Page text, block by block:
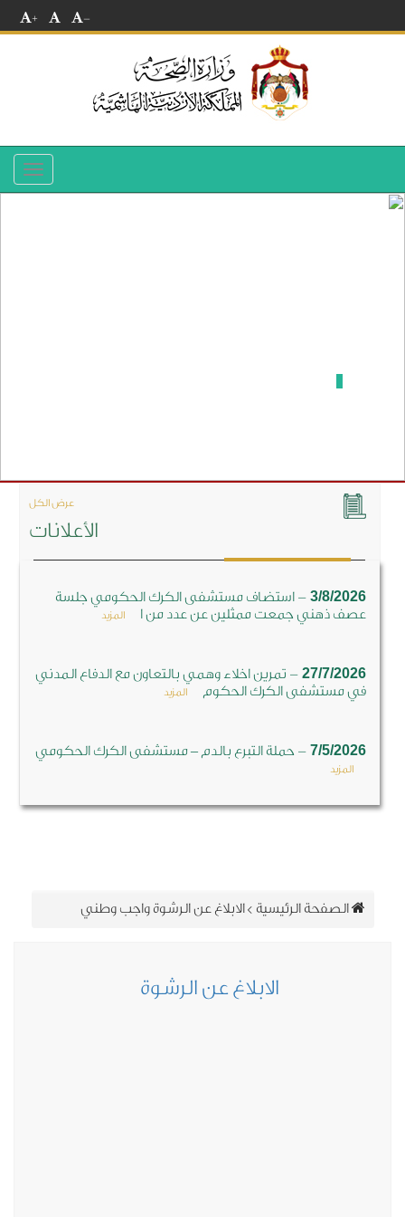
+
Toggle
navigation
الأعلانات
عرض الكل
3/8/2026
-استضاف مستشفى الكرك الحكومي جلسة
عصف ذهني جمعت ممثلين عن عدد من ا
المزيد
27/7/2026
-تمرين اخلاء وهمي بالتعاون مع الدفاع المدني
في مستشفى الكرك الحكوم
المزيد
7/5/2026
-حملة التبرع بالدم – مستشفى الكرك الحكومي
الصفحة الرئيسية>الابلاغ عن الرشوة واجب وطني
الابلاغ عن الرشوة